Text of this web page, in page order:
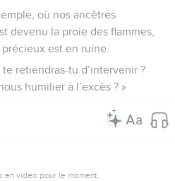
où nos ancêtres
devenu la proie des flammes,
est en ruine.
retiendras-tu d’intervenir ?
humilier à l’excès ? »
vidéo pour le moment.